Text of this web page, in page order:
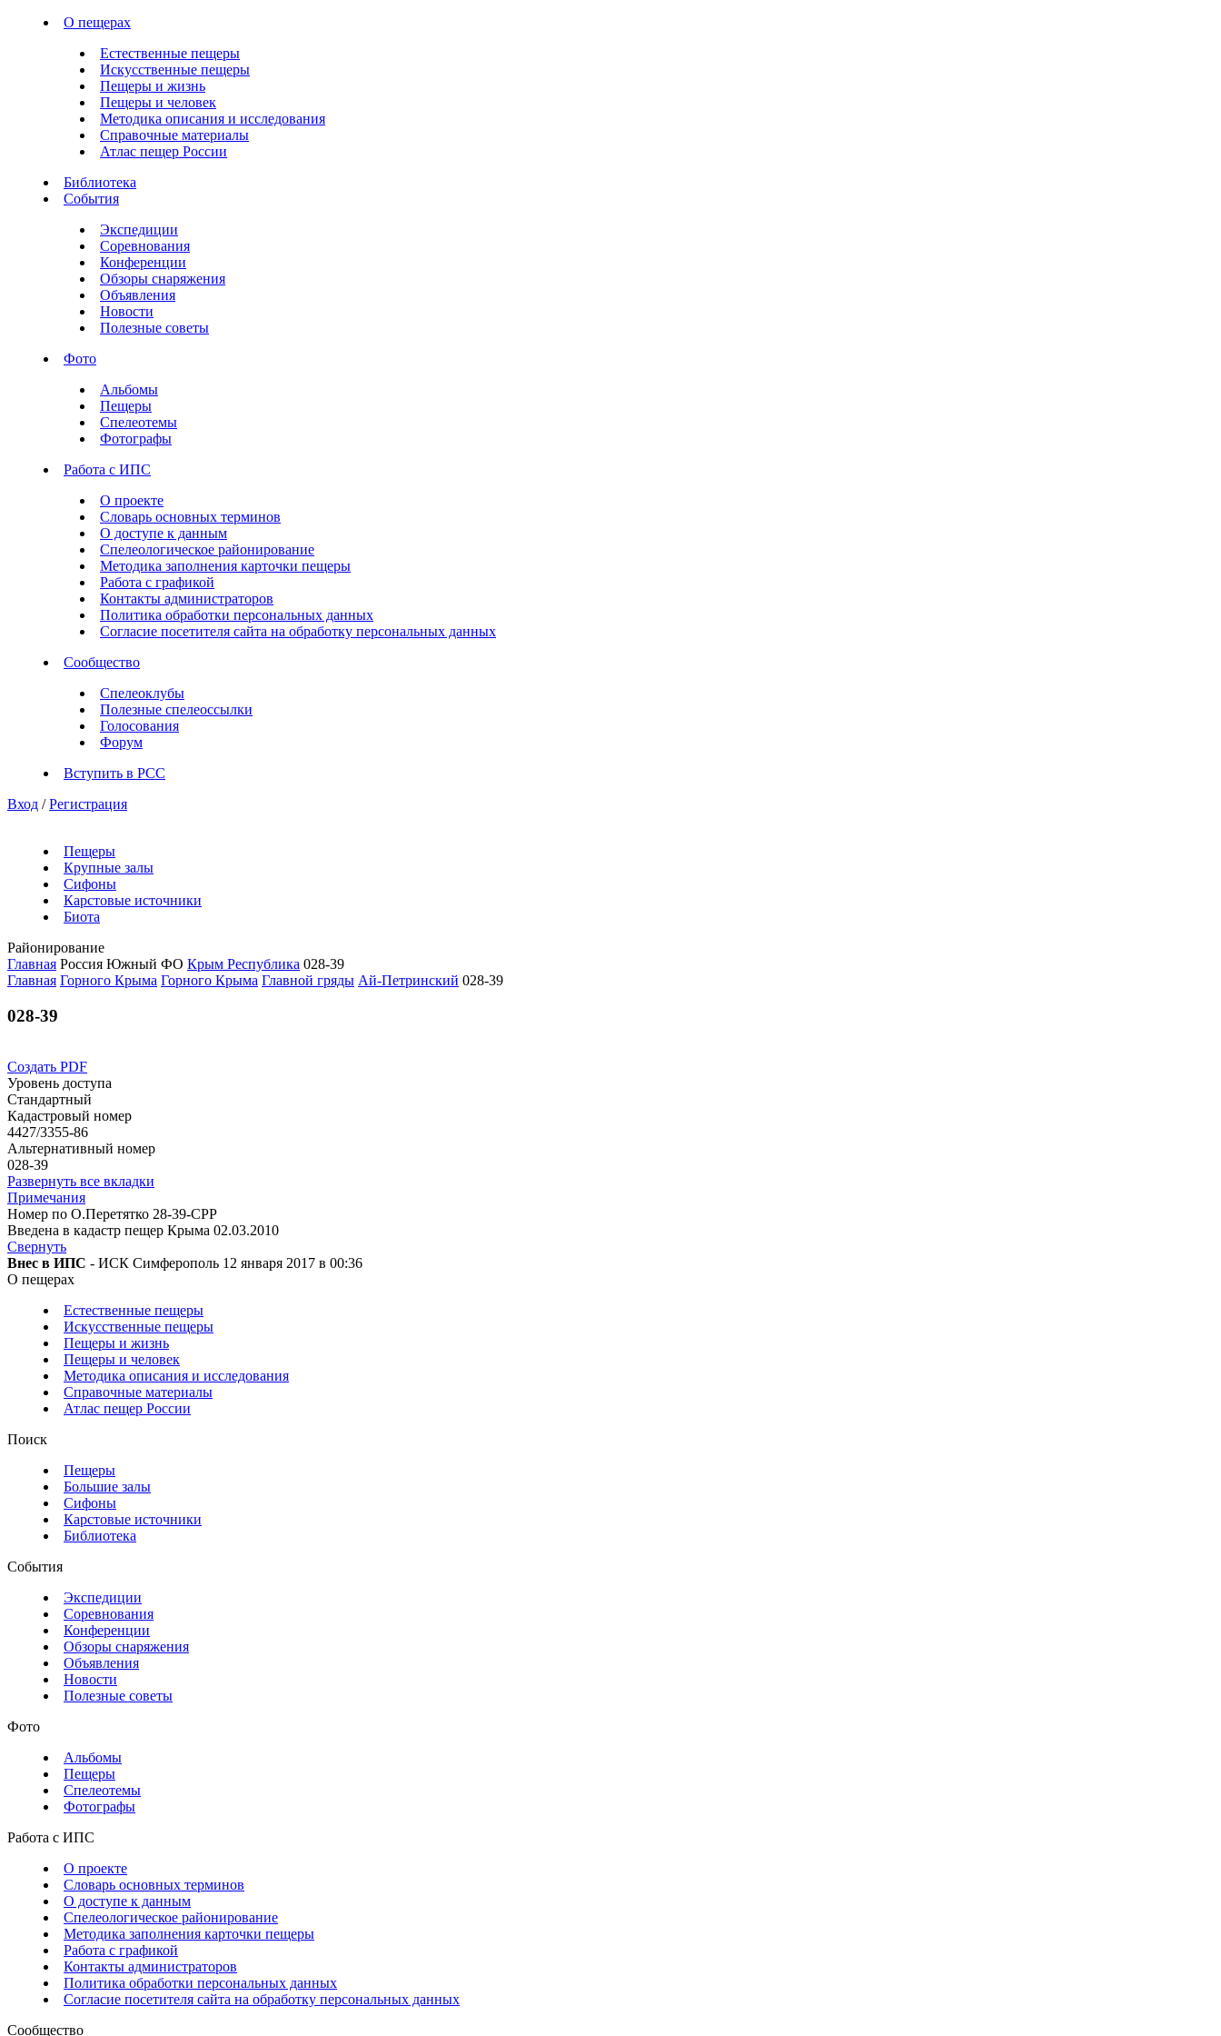
О пещерах
Естественные пещеры
Искусственные пещеры
Пещеры и жизнь
Пещеры и человек
Методика описания и исследования
Справочные материалы
Атлас пещер России
Библиотека
События
Экспедиции
Соревнования
Конференции
Обзоры снаряжения
Объявления
Новости
Полезные советы
Фото
Альбомы
Пещеры
Спелеотемы
Фотографы
Работа с ИПС
О проекте
Словарь основных терминов
О доступе к данным
Спелеологическое районирование
Методика заполнения карточки пещеры
Работа с графикой
Контакты администраторов
Политика обработки персональных данных
Согласие посетителя сайта на обработку персональных данных
Сообщество
Спелеоклубы
Полезные спелеоссылки
Голосования
Форум
Вступить в РСС
Вход / Регистрация
Пещеры
Крупные залы
Сифоны
Карстовые источники
Биота
Районирование
Главная Россия Южный ФО Крым Республика 028-39
Главная Горного Крыма Горного Крыма Главной гряды Ай-Петринский 028-39
028-39
Создать PDF
Уровень доступа
Стандартный
Кадастровый номер
4427/3355-86
Альтернативный номер
028-39
Развернуть все вкладки
Примечания
Номер по О.Перетятко 28-39-CPP
Введена в кадастр пещер Крыма 02.03.2010
Свернуть
Внес в ИПС - ИСК Симферополь 12 января 2017 в 00:36
О пещерах
Естественные пещеры
Искусственные пещеры
Пещеры и жизнь
Пещеры и человек
Методика описания и исследования
Справочные материалы
Атлас пещер России
Поиск
Пещеры
Большие залы
Сифоны
Карстовые источники
Библиотека
События
Экспедиции
Соревнования
Конференции
Обзоры снаряжения
Объявления
Новости
Полезные советы
Фото
Альбомы
Пещеры
Спелеотемы
Фотографы
Работа с ИПС
О проекте
Словарь основных терминов
О доступе к данным
Спелеологическое районирование
Методика заполнения карточки пещеры
Работа с графикой
Контакты администраторов
Политика обработки персональных данных
Согласие посетителя сайта на обработку персональных данных
Сообщество